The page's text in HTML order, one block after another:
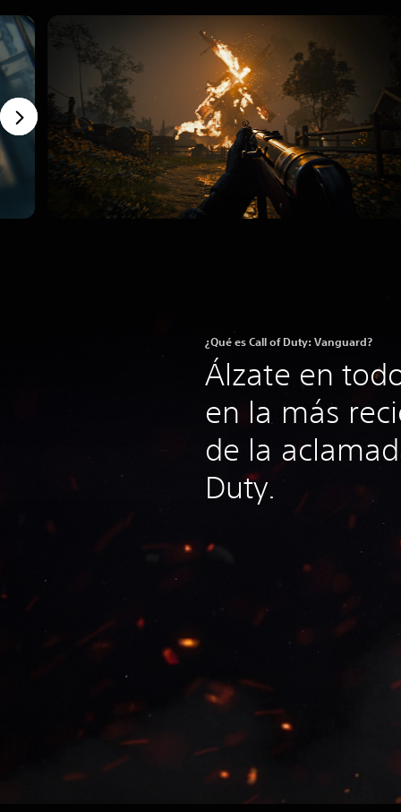
¿Qué es Call of Duty: Vanguard?
Álzate en
en la más
de la
Duty.